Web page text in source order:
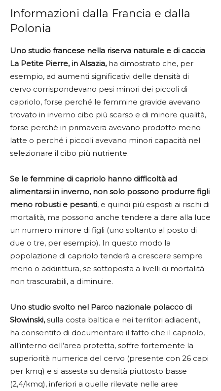
Informazioni dalla Francia e dalla
Polonia
Uno studio francese nella riserva naturale e di caccia
La Petite Pierre, in Alsazia,ha dimostrato che, per
esempio, ad aumenti significativi delle densità di
cervo corrispondevano pesi minori dei piccoli di
capriolo, forse perché le femmine gravide avevano
trovato in inverno cibo più scarso e di minore qualità,
forse perché in primavera avevano prodotto meno
latte o perché i piccoli avevano minori capacità nel
selezionare il cibo più nutriente.
Se le femmine di capriolo hanno difficoltà ad
alimentarsi in inverno, non solo possono produrre figli
meno robusti e pesanti, e quindi più esposti ai rischi di
mortalità, ma possono anche tendere a dare alla luce
un numero minore di figli (uno soltanto al posto di
due o tre, per esempio). In questo modo la
popolazione di capriolo tenderà a crescere sempre
meno o addirittura, se sottoposta a livelli di mortalità
non trascurabili, a diminuire.
Uno studio svolto nel Parco nazionale polacco di
Słowinski,sulla costa baltica e nei territori adiacenti,
ha consentito di documentare il fatto che il capriolo,
all’interno dell’area protetta, soffre fortemente la
superiorità numerica del cervo (presente con 26 capi
per kmq) e si assesta su densità piuttosto basse
(2,4/kmq), inferiori a quelle rilevate nelle aree